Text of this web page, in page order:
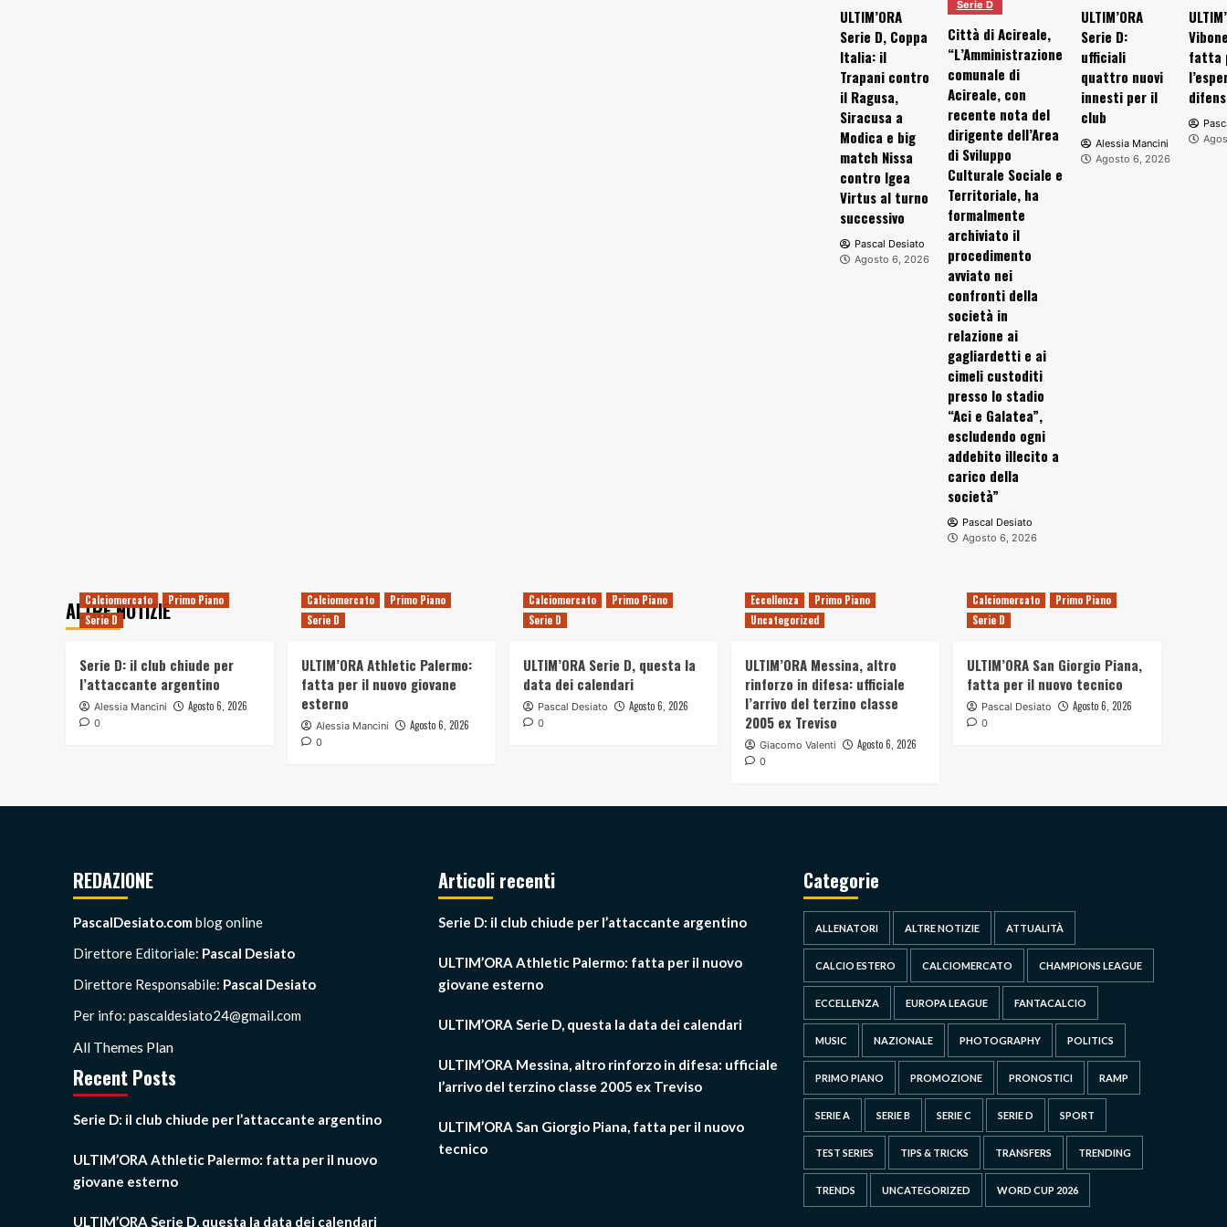
ULTIM’ORA
Serie D, Coppa
Italia: il
Trapani contro
il Ragusa,
Siracusa a
Modica e big
match Nissa
contro Igea
Virtus al turno
successivo
Pascal Desiato
Agosto 6, 2026
Serie D
Città di Acireale,
“L’Amministrazione
comunale di
Acireale, con
recente nota del
dirigente dell’Area
di Sviluppo
Culturale Sociale e
Territoriale, ha
formalmente
archiviato il
procedimento
avviato nei
confronti della
società in
relazione ai
gagliardetti e ai
cimeli custoditi
presso lo stadio
“Aci e Galatea”,
escludendo ogni
addebito illecito a
carico della
società”
Pascal Desiato
Agosto 6, 2026
ULTIM’ORA
Serie D:
ufficiali
quattro nuovi
innesti per il
club
Alessia Mancini
Agosto 6, 2026
fatta
ALTRE NOTIZIE
Calciomercato
Primo Piano
Serie D
Serie D: il club chiude per
l’attaccante argentino
Alessia Mancini Agosto 6, 2026
0
Calciomercato
Primo Piano
Serie D
ULTIM’ORA Athletic Palermo:
fatta per il nuovo giovane
esterno
Alessia Mancini Agosto 6, 2026
0
Calciomercato
Primo Piano
Serie D
ULTIM’ORA Serie D, questa la
data dei calendari
Pascal Desiato Agosto 6, 2026
0
Eccellenza
Primo Piano
Uncategorized
ULTIM’ORA Messina, altro
rinforzo in difesa: ufficiale
l’arrivo del terzino classe
2005 ex Treviso
Giacomo Valenti Agosto 6, 2026
0
Calciomercato
Primo Piano
Serie D
ULTIM’ORA San Giorgio Piana,
fatta per il nuovo tecnico
Pascal Desiato Agosto 6, 2026
0
REDAZIONE
PascalDesiato.com blog online
Direttore Editoriale: Pascal Desiato
Direttore Responsabile: Pascal Desiato
Per info: pascaldesiato24@gmail.com
All Themes Plan
Recent Posts
Serie D: il club chiude per l’attaccante argentino
ULTIM’ORA Athletic Palermo: fatta per il nuovo
giovane esterno
ULTIM’ORA Serie D, questa la data dei calendari
Articoli recenti
Serie D: il club chiude per l’attaccante argentino
ULTIM’ORA Athletic Palermo: fatta per il nuovo
giovane esterno
ULTIM’ORA Serie D, questa la data dei calendari
ULTIM’ORA Messina, altro rinforzo in difesa: ufficiale
l’arrivo del terzino classe 2005 ex Treviso
ULTIM’ORA San Giorgio Piana, fatta per il nuovo
tecnico
Categorie
ALLENATORI ALTRE NOTIZIE ATTUALITÀ
CALCIO ESTERO CALCIOMERCATO CHAMPIONS LEAGUE
ECCELLENZA EUROPA LEAGUE FANTACALCIO
MUSIC NAZIONALE PHOTOGRAPHY POLITICS
PRIMO PIANO PROMOZIONE PRONOSTICI RAMP
SERIE A SERIE B SERIE C SERIE D SPORT
TEST SERIES TIPS & TRICKS TRANSFERS TRENDING
TRENDS UNCATEGORIZED WORD CUP 2026